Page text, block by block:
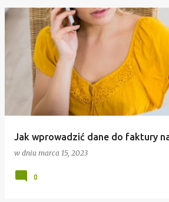
Jak wprowadzić dane do faktury
w dniu marca 15, 2023
0